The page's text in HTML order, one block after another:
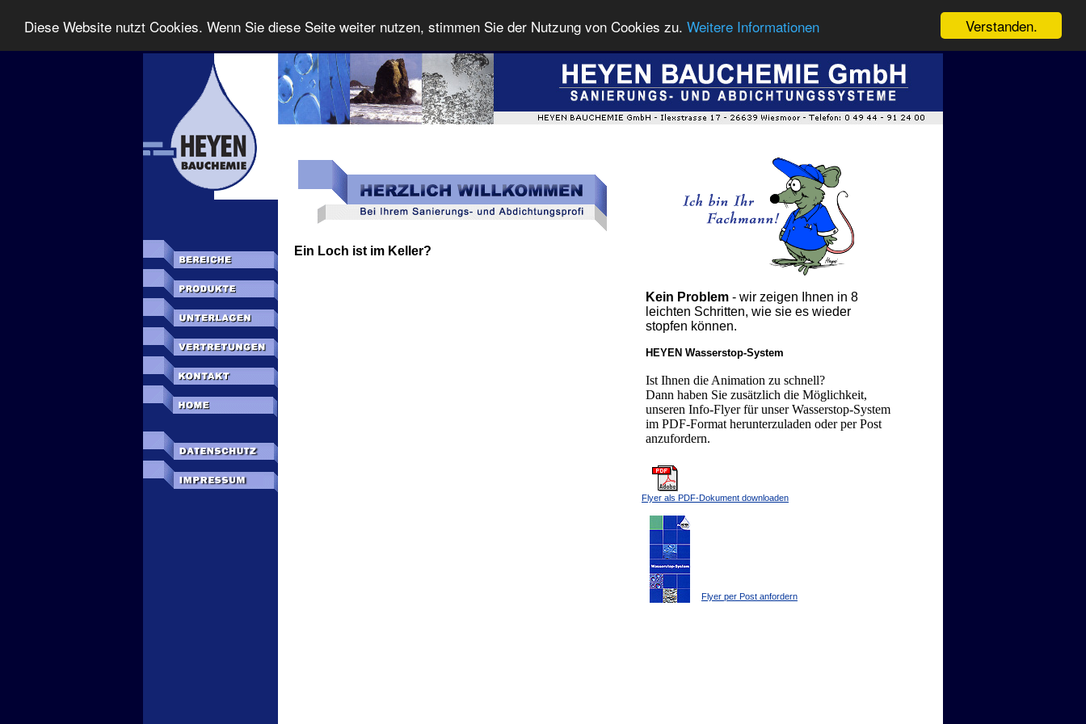
Verstanden.
Diese Website nutzt Cookies. Wenn Sie diese Seite weiter nutzen, stimmen Sie der Nutzung von Cookies zu. Weitere Informationen
Ein Loch ist im Keller?
Kein Problem - wir zeigen Ihnen in 8
leichten Schritten, wie sie es wieder
stopfen können.
HEYEN Wasserstop-System
Ist Ihnen die Animation zu schnell?
Dann haben Sie zusätzlich die Möglichkeit,
unseren Info-Flyer für unser Wasserstop-System
im PDF-Format herunterzuladen oder per Post
anzufordern.
Flyer als PDF-Dokument downloaden
Flyer per Post anfordern